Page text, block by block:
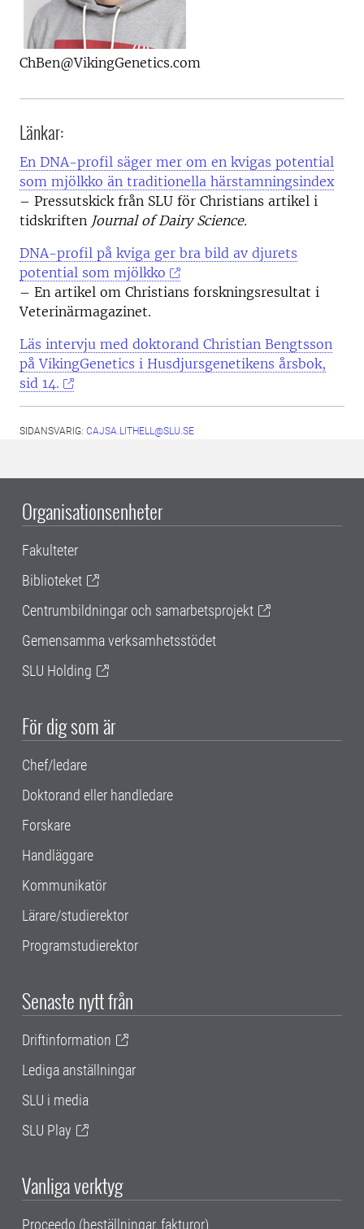
ChBen@VikingGenetics.com
Länkar:
En DNA-profil säger mer om en kvigas potential
som mjölkko än traditionella härstamningsindex
­– Pressutskick från SLU för Christians artikel i
tidskriften Journal of Dairy Science.
DNA-profil på kviga ger bra bild av djurets
potential som mjölkko
– En artikel om Christians forskningsresultat i
Veterinärmagazinet.
Läs intervju med doktorand Christian Bengtsson
på VikingGenetics i Husdjursgenetikens årsbok,
sid 14.
SIDANSVARIG: CAJSA.LITHELL@SLU.SE
Organisationsenheter
Fakulteter
Biblioteket
Centrumbildningar och samarbetsprojekt
Gemensamma verksamhetsstödet
SLU Holding
För dig som är
Chef/ledare
Doktorand eller handledare
Forskare
Handläggare
Kommunikatör
Lärare/studierektor
Programstudierektor
Senaste nytt från
Driftinformation
Lediga anställningar
SLU i media
SLU Play
Vanliga verktyg
Proceedo (beställningar, fakturor)